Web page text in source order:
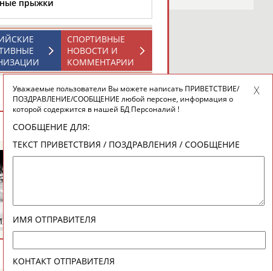
рассылке: 996
прыжки
СПОРТИВНЫЕ
НОВОСТИ И
КОММЕНТАРИИ
ВЕСЬ СПИСОК
Евгений
ПЛАТОВ
Алексей
Сергей
ВЕСЬ СПИСОК
Уважаемые пользователи Вы можете написать ПРИВЕТСТВИЕ/
ПОЗДРАВЛЕНИЕ/СООБЩЕНИЕ любой персоне, информация о
которой содержится в нашей БД Персоналий !
СООБЩЕНИЕ ДЛЯ:
ТЕКСТ ПРИВЕТСТВИЯ / ПОЗДРАВЛЕНИЯ / СООБЩЕНИЕ
ИМЯ ОТПРАВИТЕЛЯ
КОНТАКТ ОТПРАВИТЕЛЯ